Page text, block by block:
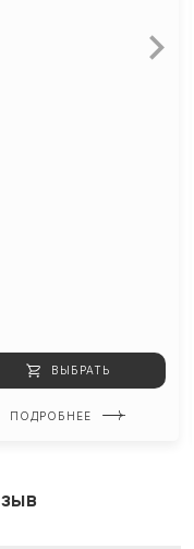
ВЫБРАТЬ
ПОДРОБНЕЕ